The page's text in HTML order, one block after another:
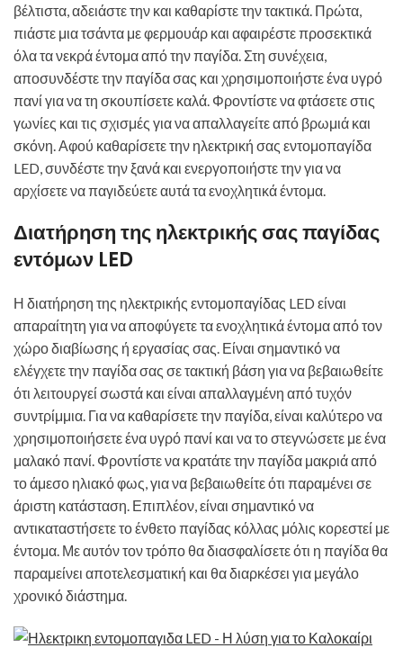
βέλτιστα, αδειάστε την και καθαρίστε την τακτικά. Πρώτα,
πιάστε μια τσάντα με φερμουάρ και αφαιρέστε προσεκτικά
όλα τα νεκρά έντομα από την παγίδα. Στη συνέχεια,
αποσυνδέστε την παγίδα σας και χρησιμοποιήστε ένα υγρό
πανί για να τη σκουπίσετε καλά. Φροντίστε να φτάσετε στις
γωνίες και τις σχισμές για να απαλλαγείτε από βρωμιά και
σκόνη. Αφού καθαρίσετε την ηλεκτρική σας εντομοπαγίδα
LED, συνδέστε την ξανά και ενεργοποιήστε την για να
αρχίσετε να παγιδεύετε αυτά τα ενοχλητικά έντομα.
Διατήρηση της ηλεκτρικής σας παγίδας
εντόμων LED
Η διατήρηση της ηλεκτρικής εντομοπαγίδας LED είναι
απαραίτητη για να αποφύγετε τα ενοχλητικά έντομα από τον
χώρο διαβίωσης ή εργασίας σας. Είναι σημαντικό να
ελέγχετε την παγίδα σας σε τακτική βάση για να βεβαιωθείτε
ότι λειτουργεί σωστά και είναι απαλλαγμένη από τυχόν
συντρίμμια. Για να καθαρίσετε την παγίδα, είναι καλύτερο να
χρησιμοποιήσετε ένα υγρό πανί και να το στεγνώσετε με ένα
μαλακό πανί. Φροντίστε να κρατάτε την παγίδα μακριά από
το άμεσο ηλιακό φως, για να βεβαιωθείτε ότι παραμένει σε
άριστη κατάσταση. Επιπλέον, είναι σημαντικό να
αντικαταστήσετε το ένθετο παγίδας κόλλας μόλις κορεστεί με
έντομα. Με αυτόν τον τρόπο θα διασφαλίσετε ότι η παγίδα θα
παραμείνει αποτελεσματική και θα διαρκέσει για μεγάλο
χρονικό διάστημα.